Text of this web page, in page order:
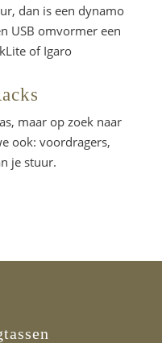
dan is een dynamo
USB omvormer een
of Igaro
maar op zoek naar
ook: voordragers,
je stuur.